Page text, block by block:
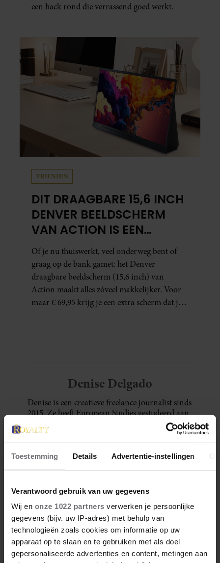
Toestemming Details Advertentie-instellingen
Verantwoord gebruik van uw gegevens
Wij en onze 1022 partners verwerken je persoonlijke
gegevens (bijv. uw IP-adres) met behulp van
technologieën zoals cookies om informatie op uw
apparaat op te slaan en te gebruiken met als doel
gepersonaliseerde advertenties en content, metingen aan
een hack rond die verrassend goed werkt.
VRIENDIN
DIT DRAAGBARE 15,6 INCH
DENVER BEELDSCHERM
VAN ACTION IS EEN
GAMECHANGER VOOR
THUISWERKERS ÉN BINGE-
WATCHERS
Of je nu thuiswerkt, veel onderweg bent of
graag op de bank gamet: het Denver
draagbare beeldscherm (15,6 inch) van
Action maakt alles zóveel makkelijker. Voor
maar € 69,95 krijg je een extra scherm dat je
Denise Delgado
Denise is een creatieve freelance journalist sinds
2015. Ze heeft European Studies gestudeerd aan
de Haagse Hogeschool en Journalistiek aan KU
Leuven campus Brussel. Denise is bedreven in
het creëren van content en is een enthousiast,
nieuwsgierig en vriendelijk persoon met een
Meer van Denise